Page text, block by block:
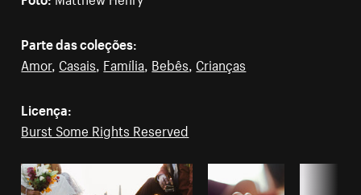
Parte das coleções:
Amor, Casais, Família, Bebês, Crianças
Licença:
Burst Some Rights Reserved